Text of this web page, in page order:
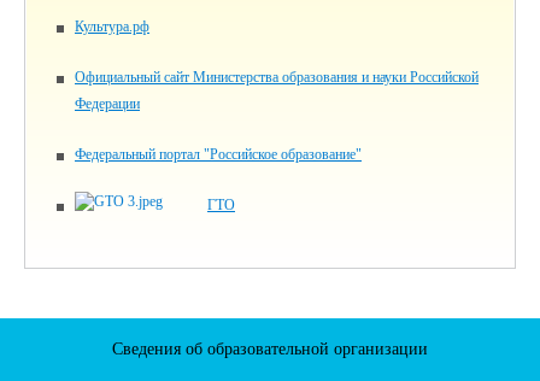
Культура.рф
Официальный сайт Министерства образования и науки Российской
Федерации
Федеральный портал "Российское образование"
ГТО
Сведения об образовательной организации